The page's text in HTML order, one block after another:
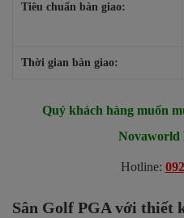
Tiêu chuẩn bàn giao:
Thời gian bàn giao:
Quý khách hàng muốn
Novaworld
Hotline:
Sân Golf PGA với thiết